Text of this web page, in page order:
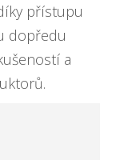
přístupu
dopředu
a